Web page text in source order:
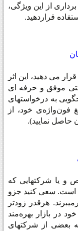
از این ویژگی،
قراردهید.
می دهید، این اثر
موفق و حرفه ای
به درخواستهای
فون‌واژه‌ی خود، از
حاصل نمایید.(
و یا شرکتهایی که
است. سعی کنید جزو
هرقدر زودتر
در بازار بهره‌مند
بعضی از شرکتهای